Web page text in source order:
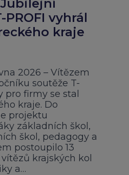
PROFI vyhrál
kraje
2026 – Vítězem
soutěže T-
pro firmy se stal
kraje. Do
projektu
základních škol,
škol, pedagogy a
postoupilo 13
krajských kol
a…